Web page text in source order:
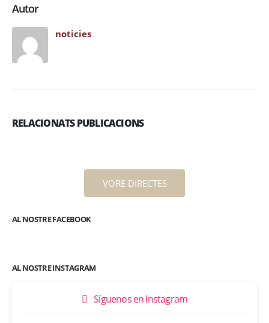
Autor
noticies
RELACIONATS PUBLICACIONS
VORE DIRECTES
AL NOSTRE FACEBOOK
AL NOSTRE INSTAGRAM
Síguenos en Instagram